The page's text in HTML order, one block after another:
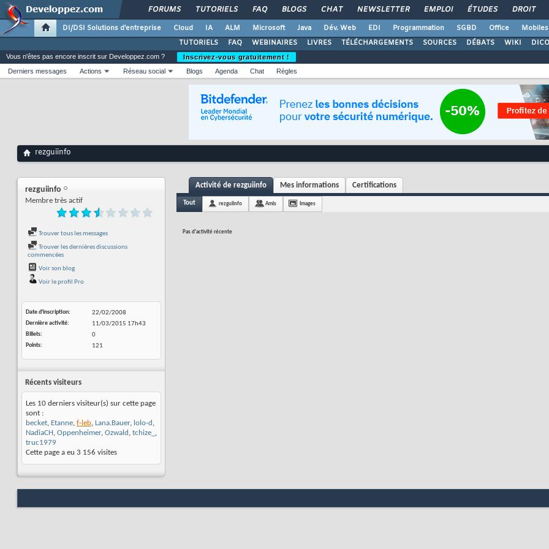
FORUMS TUTORIELS FAQ BLOGS CHAT NEWSLETTER EMPLOI ÉTUDES DROIT
DI/DSI Solutions d'entreprise Cloud IA ALM Microsoft Java Dév. Web EDI Programmation SGBD Office Mobiles
TUTORIELS
FAQ WEBINAIRES LIVRES TÉLÉCHARGEMENTS SOURCES DÉBATS WIKI DICO
Vous n'êtes pas encore inscrit sur Developpez.com ?
Inscrivez-vous gratuitement !
Derniers messages
Actions Réseau social Blogs Agenda Chat Règles
rezguiinfo
rezguiinfo
Membre très actif
Trouver tous les messages
Trouver les dernières discussions
commencées
Voir son blog
Voir le profil Pro
Date d'inscription
22/02/2008
Dernière activité
11/03/2015 17h43
Billets
0
Points
121
Récents visiteurs
Les 10 derniers visiteur(s) sur cette page
sont :
becket, Etanne, f-leb, Lana.Bauer, lolo-d ,
NadiaCH, Oppenheimer, Ozwald , tchize_ ,
truc1979
Cette page a eu 3 156 visites
Activité de rezguiinfo Mes informations Certifications
Tout rezguiinfo Amis Images
Pas d'activité récente